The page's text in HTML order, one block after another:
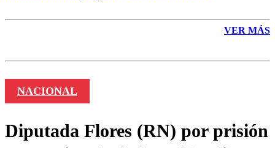
VER MÁS
NACIONAL
Diputada Flores (RN) por prisión